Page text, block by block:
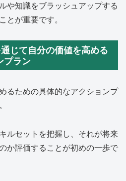
や知識をブラッシュアップする
とが重要です。
じて自分の価値を高める
プラン
るための具体的なアクションプ
ルセットを把握し、それが将来
か評価することが初めの一歩で